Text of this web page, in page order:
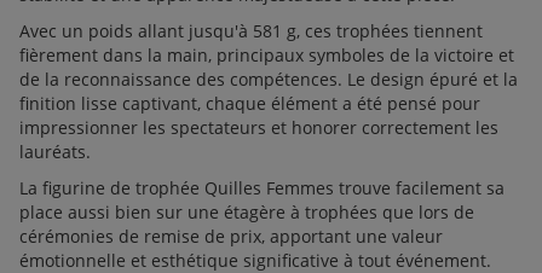
Avec un poids allant jusqu'à 581 g, ces trophées tiennent
fièrement dans la main, principaux symboles de la victoire et
de la reconnaissance des compétences. Le design épuré et la
finition lisse captivant, chaque élément a été pensé pour
impressionner les spectateurs et honorer correctement les
lauréats.
La figurine de trophée Quilles Femmes trouve facilement sa
place aussi bien sur une étagère à trophées que lors de
cérémonies de remise de prix, apportant une valeur
émotionnelle et esthétique significative à tout événement.